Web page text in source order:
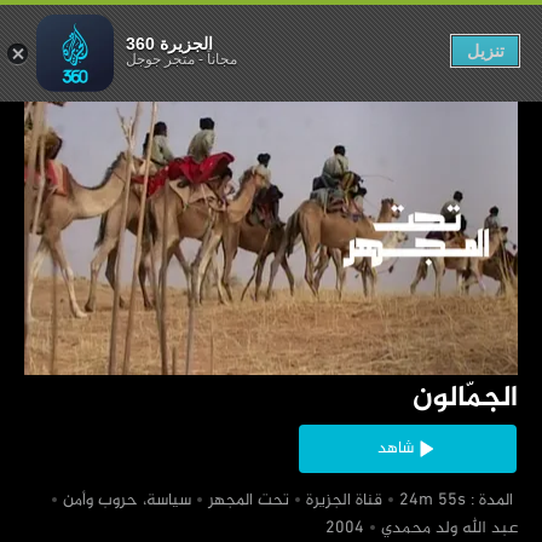
‏الجمّالون
شاهد
‏ المدة : 24m 55s
‏قناة الجزيرة ‏تحت المجهر
‏سياسة، حروب وأمن
‏عبد الله ولد محمدي
الجمّالون
الجزيرة 360
مجاناً-متجر جوجل تنزيل